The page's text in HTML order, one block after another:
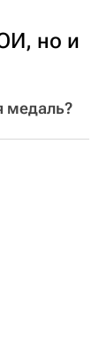
но и
медаль?